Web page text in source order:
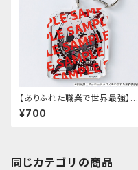
【ありふれた職業で世界最強】お
しよび！アクリルキーホルダー
（ハジメ）
¥700
同じカテゴリの商品